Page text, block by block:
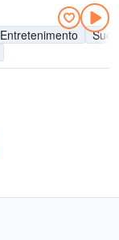
Entretenimento